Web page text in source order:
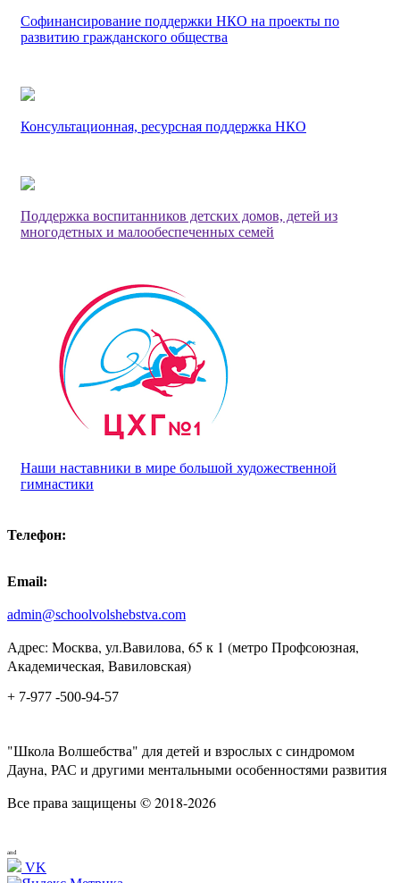
Софинансирование поддержки НКО на проекты по
развитию гражданского общества
Консультационная, ресурсная поддержка НКО
Поддержка воспитанников детских домов, детей из
многодетных и малообеспеченных семей
Наши наставники в мире большой художественной
гимнастики
Телефон:
Email:
admin@schoolvolshebstva.com
Адрес: Москва, ул.Вавилова, 65 к 1 (метро Профсоюзная,
Академическая, Вавиловская)
+ 7-977 -500-94-57
"Школа Волшебства" для детей и взрослых с синдромом
Дауна, РАС и другими ментальными особенностями развития
Все права защищены © 2018-2026
and
VK